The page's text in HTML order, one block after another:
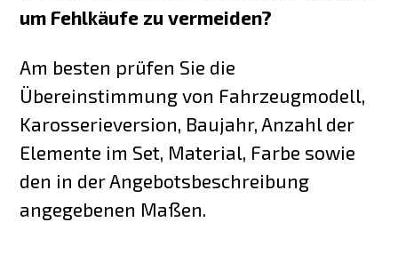
um Fehlkäufe zu vermeiden?
Am besten prüfen Sie die
Übereinstimmung von Fahrzeugmodell,
Karosserieversion, Baujahr, Anzahl der
Elemente im Set, Material, Farbe sowie
den in der Angebotsbeschreibung
angegebenen Maßen.